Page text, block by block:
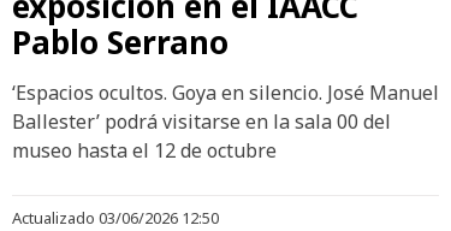
Pablo Serrano
‘Espacios ocultos. Goya en silencio. José Manuel
Ballester’ podrá visitarse en la sala 00 del
museo hasta el 12 de octubre
Actualizado 03/06/2026 12:50